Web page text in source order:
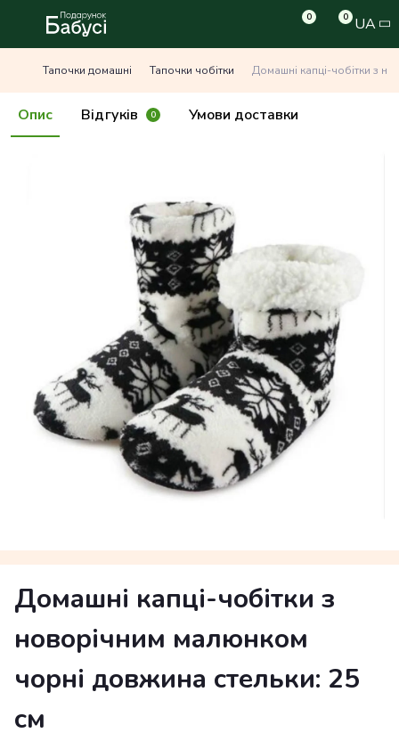
0 0 UA
Тапочки домашні Тапочки чобітки Домашні капці-чобітки з
Опис Відгуків 0 Умови доставки
Домашні капці-чобітки з
новорічним малюнком
чорні довжина стельки: 25
см